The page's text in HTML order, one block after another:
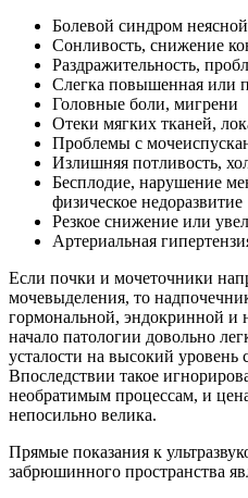
Болевой синдром
Сонливость, снижение
Раздражительность,
Слегка повышенная или
Головные боли, мигрени
Отеки мягких тканей,
Проблемы с
Излишняя потливость,
Бесплодие, нарушение
физическое недоразвитие
Резкое снижение или
Артериальная
Если почки и мочеточники
мочевыделения, то
гормональной, эндокринной и
начало патологии довольно
усталости на высокий уровень
Впоследствии такое
необратимым процессам, и
непосильно велика.
Прямые показания к
забрюшинного пространства